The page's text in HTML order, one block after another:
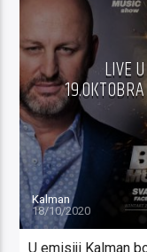
LIVE
Kalman
18/10/2020
U emisiji Kalman